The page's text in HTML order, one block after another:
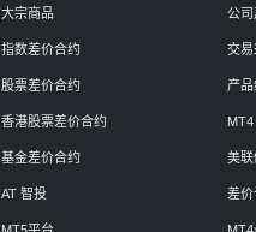
大宗商品
指数差价合约
股票差价合约
香港股票差价合约
基金差价合约
AT 智投
公司
交易
产
美联
差价